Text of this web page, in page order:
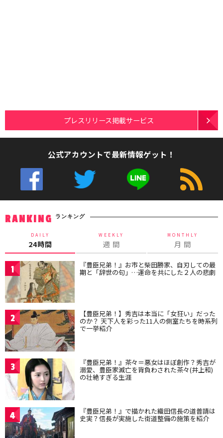
プレスリリース掲載サービス
公式アカウントで最新情報ゲット！
RANKING ランキング
DAILY
24時間
WEEKLY
週 間
MONTHLY
月 間
1 『豊臣兄弟！』お市と柴田勝家、自刃しての最
期と「辞世の句」…運命を共にした２人の悲劇
2 【豊臣兄弟！】秀吉は本当に「女狂い」だった
のか？ 天下人を彩った11人の側室たちを時系列
で一挙紹介
3 『豊臣兄弟！』茶々＝悪女はほぼ創作？秀吉が
溺愛、豊臣家滅亡を背負わされた茶々(井上和)
の壮絶すぎる生涯
4 『豊臣兄弟！』で描かれた織田信長の道普請は
史実？信長が実施した街道整備の施策を紹介